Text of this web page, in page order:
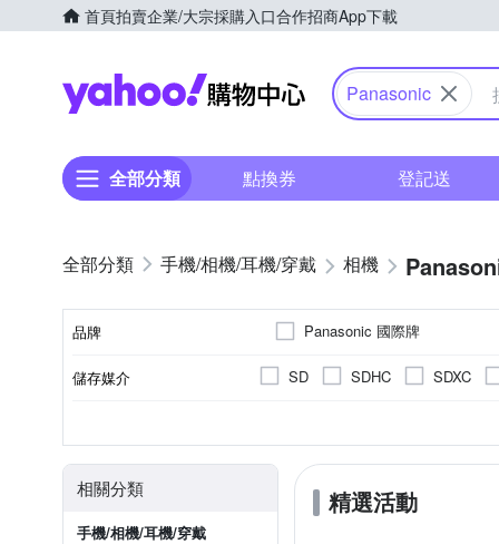
首頁拍賣企業/大宗採購入口合作招商App下載
Yahoo購物中心
Panasonic
全部分類 點換券 登記送
手機/相機/耳機/穿戴 相機
品牌 Panasonic 國際牌
儲存媒介 SD SDHC SDXC
相關分類
手機/相機/耳機/穿戴
精選活動